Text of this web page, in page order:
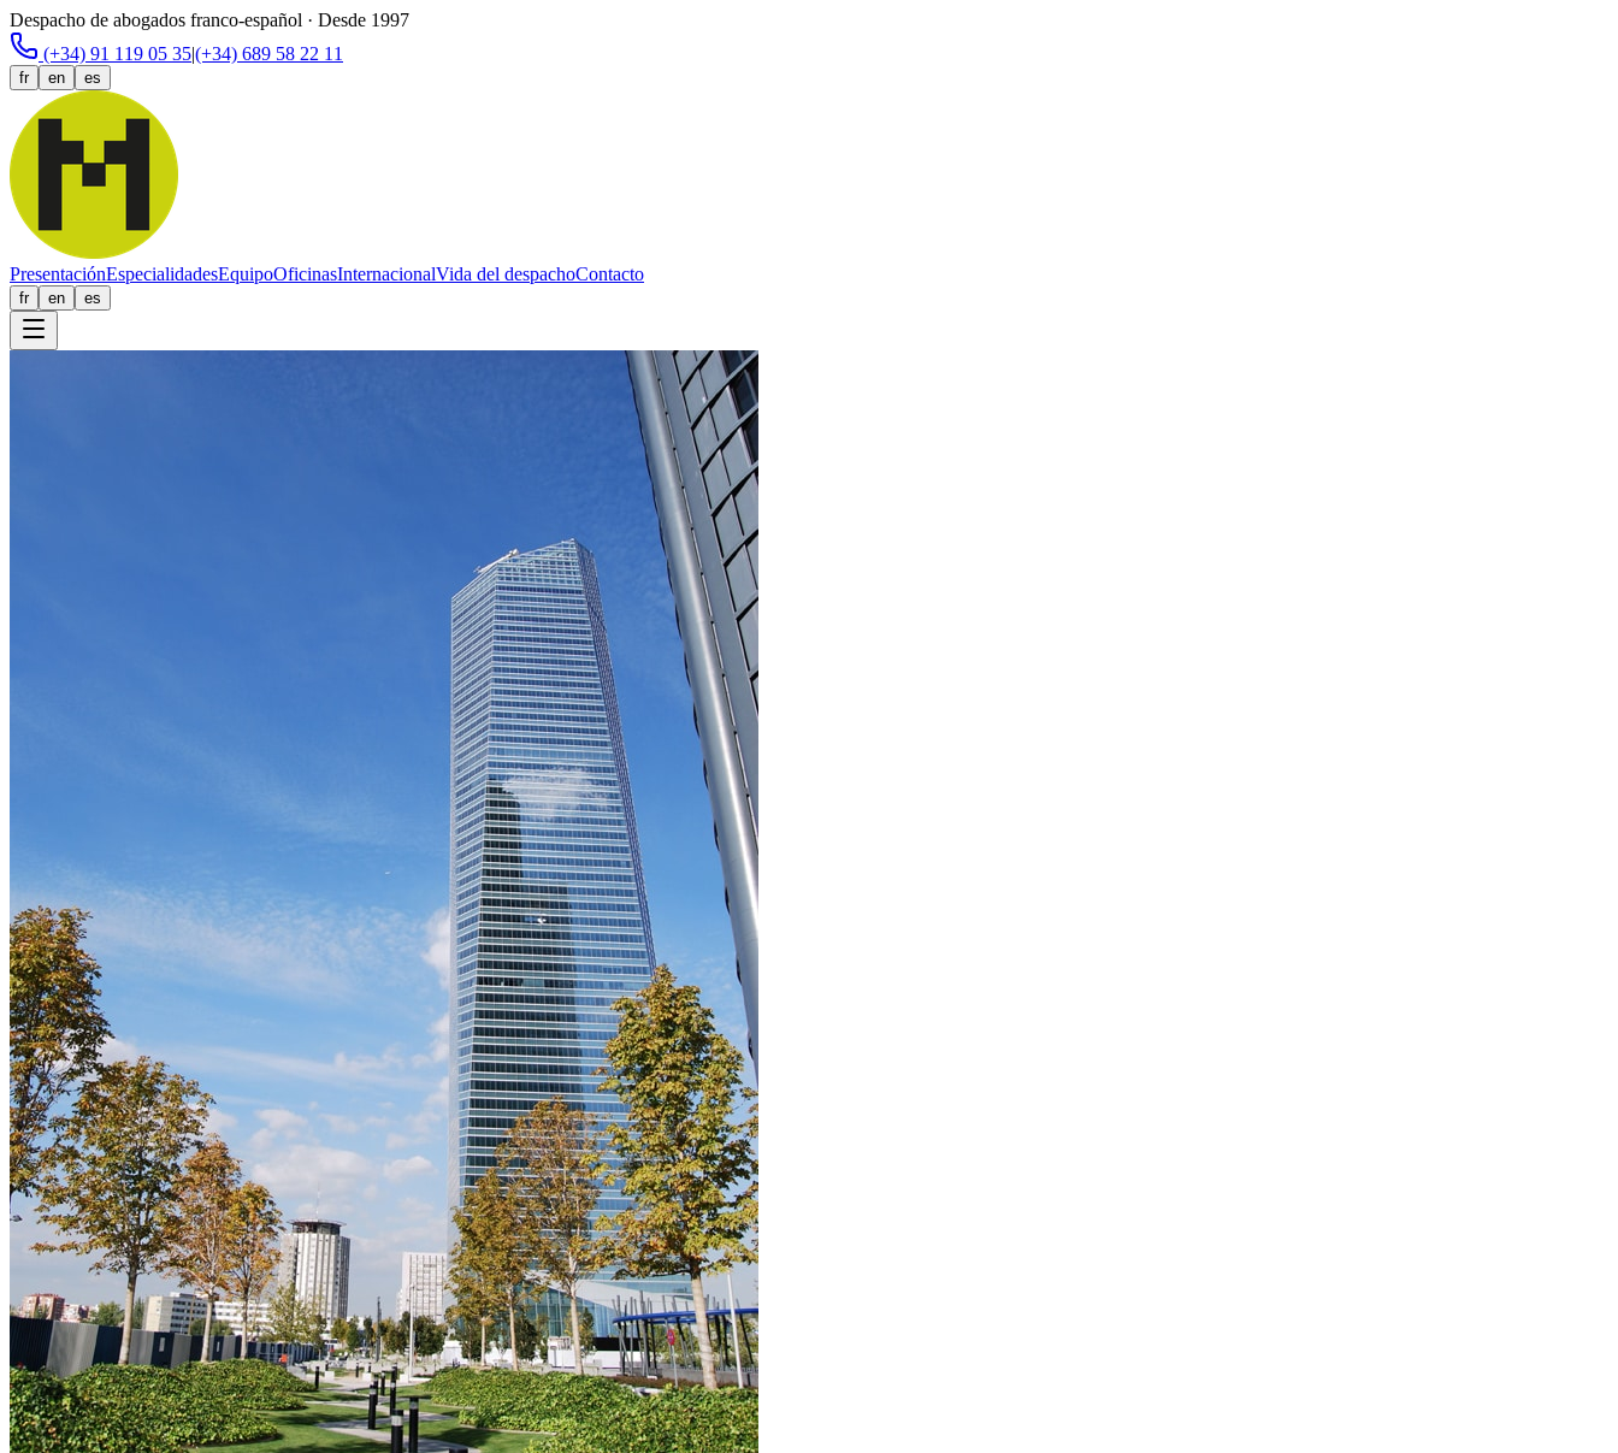
Despacho de abogados franco-español · Desde 1997
(+34) 91 119 05 35|(+34) 689 58 22 11
fr en es
PresentaciónEspecialidadesEquipoOficinasInternacionalVida del despachoContacto
fr en es